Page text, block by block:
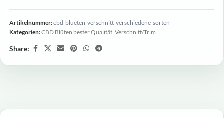
Artikelnummer:cbd-blueten-verschnitt-verschiedene-sorten
Kategorien:CBD Blüten bester Qualität, Verschnitt/Trim
Share: